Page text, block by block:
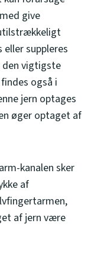
give
suppleres
den vigtigste
også i
jern optages
øger optaget af
kanalen sker
af
af jern være